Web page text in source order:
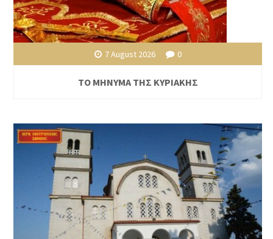
7 August 2026 0
ΤΟ ΜΗΝΥΜΑ ΤΗΣ ΚΥΡΙΑΚΗΣ